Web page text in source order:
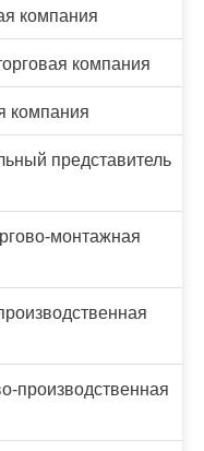
компания
компания
компания
представитель
монтажная
производственная